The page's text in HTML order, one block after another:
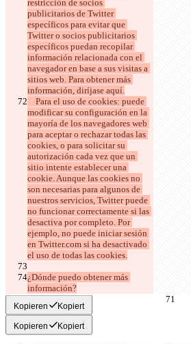
restricción de socios
publicitarios de Twitter
específicos para evitar que
Twitter o socios publicitarios
específicos puedan recopilar
información relacionada con el
navegador en base a sus visitas a
sitios web. Para obtener más
modificar su configuración en la
mayoría de los navegadores web
para aceptar o rechazar todas las
cookies, o para solicitar su
autorización cada vez que un
sitio intente establecer una
cookie. Aunque las cookies no
son necesarias para algunos de
nuestros servicios, Twitter puede
no funcionar correctamente si las
desactiva por completo. Por
ejemplo, no puede iniciar sesión
en Twitter.com si ha desactivado
¿Dónde puedo obtener más
información?
Kopieren Kopiert
Kopieren Kopiert